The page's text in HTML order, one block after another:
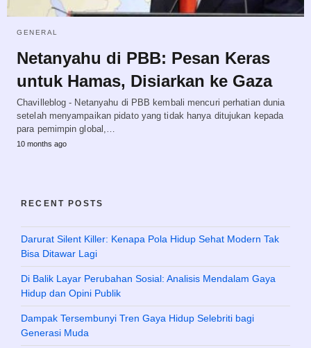
GENERAL
Netanyahu di PBB: Pesan Keras
untuk Hamas, Disiarkan ke Gaza
Chavilleblog - Netanyahu di PBB kembali mencuri perhatian dunia
setelah menyampaikan pidato yang tidak hanya ditujukan kepada
para pemimpin global,…
10 months ago
RECENT POSTS
Darurat Silent Killer: Kenapa Pola Hidup Sehat Modern Tak
Bisa Ditawar Lagi
Di Balik Layar Perubahan Sosial: Analisis Mendalam Gaya
Hidup dan Opini Publik
Dampak Tersembunyi Tren Gaya Hidup Selebriti bagi
Generasi Muda